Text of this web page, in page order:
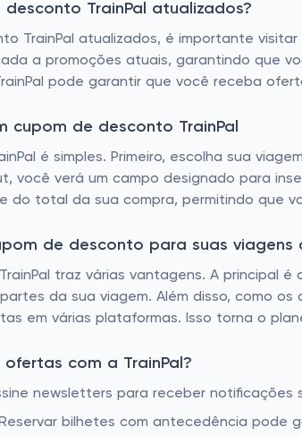
TrainPal atualizados?
TrainPal atualizados, é importante
a promoções atuais, garantindo que
pode garantir que você receba
cupom de desconto TrainPal
é simples. Primeiro, escolha sua
você verá um campo designado para
do total da sua compra, permitindo que
de desconto para suas viagens
traz várias vantagens. A principal
da sua viagem. Além disso, como
em várias plataformas. Isso torna o
com a TrainPal?
newsletters para receber notificações
Reservar bilhetes com antecedência pode